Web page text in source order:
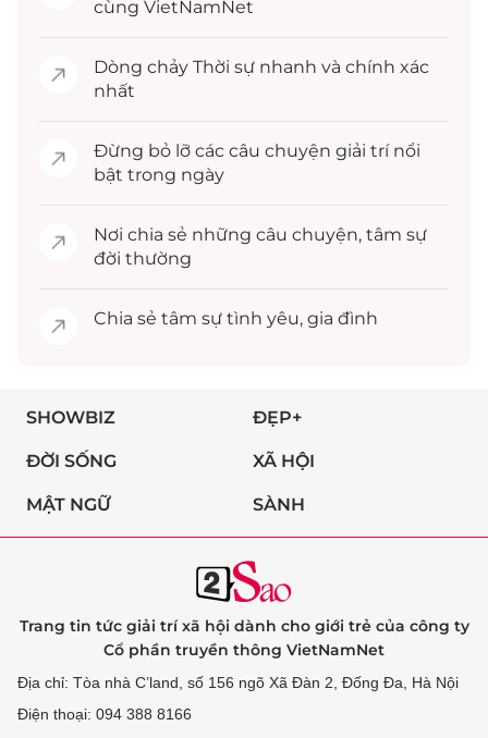
cùng VietNamNet
Dòng chảy Thời sự nhanh và chính xác
nhất
Đừng bỏ lỡ các câu chuyện giải trínổi
bật trong ngày
Nơi chia sẻ những câu chuyện, tâm sự
đời thường
Chia sẻ tâm sự tình yêu, gia đình
SHOWBIZ ĐẸP+
ĐỜI SỐNG XÃ HỘI
MẬT NGỮ SÀNH
Trang tin tức giải trí xã hội dành cho giới trẻ của công ty
Cổ phần truyền thông VietNamNet
Địa chỉ: Tòa nhà C’land, số 156 ngõ Xã Đàn 2, Đống Đa, Hà Nội
Điện thoại: 094 388 8166